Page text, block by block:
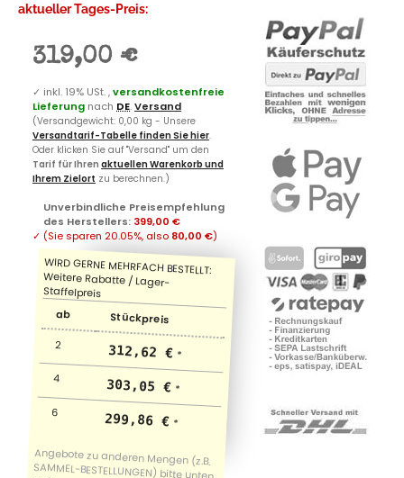
aktueller Tages-Preis:
319,00 €
✓ inkl. 19% USt. ,versandkostenfreie
Lieferung nach DE.Versand
(Versandgewicht: 0,00 kg - Unsere
Versandtarif-Tabelle finden Sie hier.
Oder klicken Sie auf "Versand" um den
Tarif für Ihren aktuellen Warenkorb und
Ihrem Zielort zu berechnen.)
Unverbindliche Preisempfehlung
des Herstellers: 399,00 €
✓ (Sie sparen 20.05%, also 80,00 €)
ab Stückpreis
2 312,62 € *
4 303,05 € *
6 299,86 € *